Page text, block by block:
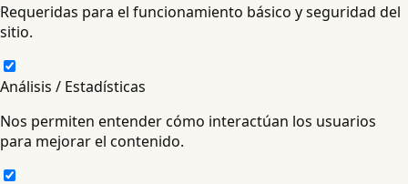
Requeridas para el funcionamiento básico y seguridad del
sitio.
Análisis / Estadísticas
Nos permiten entender cómo interactúan los usuarios
para mejorar el contenido.